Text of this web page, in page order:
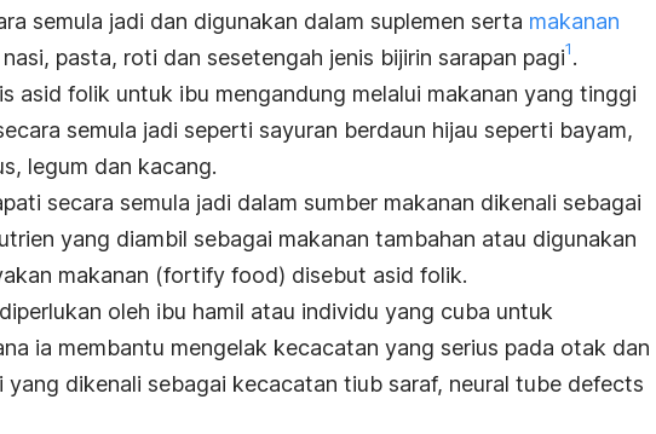
semula jadi dan digunakan dalam suplemen serta makanan
pasta, roti dan sesetengah jenis bijirin sarapan pagi1 .
asid folik untuk ibu mengandung melalui makanan yang tinggi
semula jadi seperti sayuran berdaun hijau seperti bayam,
legum dan kacang.
secara semula jadi dalam sumber makanan dikenali sebagai
yang diambil sebagai makanan tambahan atau digunakan
makanan (fortify food) disebut asid folik.
oleh ibu hamil atau individu yang cuba untuk
ia membantu mengelak kecacatan yang serius pada otak dan
yang dikenali sebagai kecacatan tiub saraf, neural tube defects